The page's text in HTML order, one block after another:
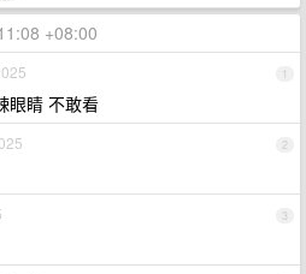
+08:00
1
眼睛 不敢看
2
3